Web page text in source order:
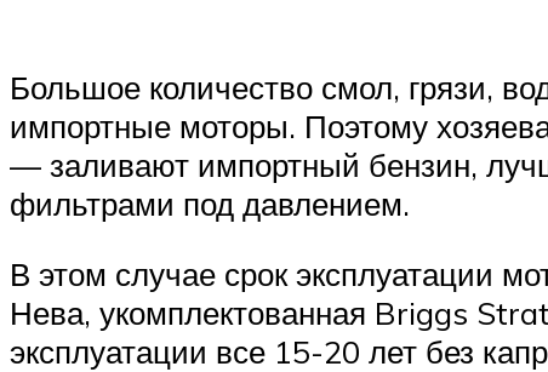
Большое количество смол, грязи,
импортные моторы. Поэтому
— заливают импортный бензин,
фильтрами под давлением.
В этом случае срок эксплуатации
Нева, укомплектованная Briggs
эксплуатации все 15-20 лет без